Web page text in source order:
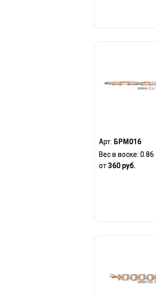
Арт. БРМ016
Вес в воске: 0.86
от360 руб.